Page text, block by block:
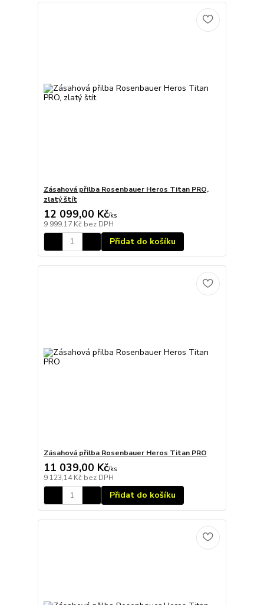
Zásahová přilba Rosenbauer Heros Titan PRO,
zlatý štít
12 099,00 Kč/ks
9 999,17 Kč bez DPH
Přidat do košíku
Zásahová přilba Rosenbauer Heros Titan PRO
11 039,00 Kč/ks
9 123,14 Kč bez DPH
Přidat do košíku